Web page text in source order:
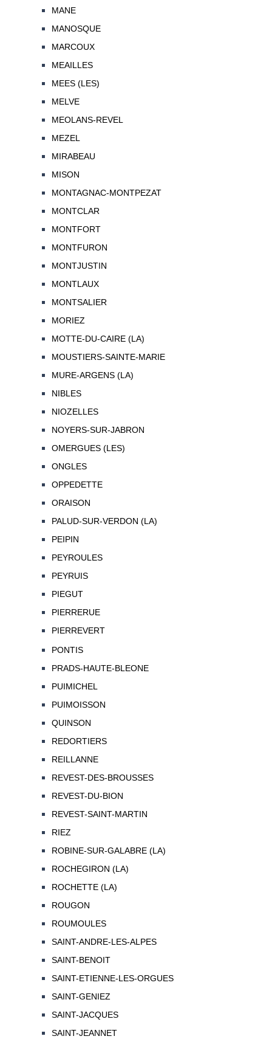
MANE
MANOSQUE
MARCOUX
MEAILLES
MEES (LES)
MELVE
MEOLANS-REVEL
MEZEL
MIRABEAU
MISON
MONTAGNAC-MONTPEZAT
MONTCLAR
MONTFORT
MONTFURON
MONTJUSTIN
MONTLAUX
MONTSALIER
MORIEZ
MOTTE-DU-CAIRE (LA)
MOUSTIERS-SAINTE-MARIE
MURE-ARGENS (LA)
NIBLES
NIOZELLES
NOYERS-SUR-JABRON
OMERGUES (LES)
ONGLES
OPPEDETTE
ORAISON
PALUD-SUR-VERDON (LA)
PEIPIN
PEYROULES
PEYRUIS
PIEGUT
PIERRERUE
PIERREVERT
PONTIS
PRADS-HAUTE-BLEONE
PUIMICHEL
PUIMOISSON
QUINSON
REDORTIERS
REILLANNE
REVEST-DES-BROUSSES
REVEST-DU-BION
REVEST-SAINT-MARTIN
RIEZ
ROBINE-SUR-GALABRE (LA)
ROCHEGIRON (LA)
ROCHETTE (LA)
ROUGON
ROUMOULES
SAINT-ANDRE-LES-ALPES
SAINT-BENOIT
SAINT-ETIENNE-LES-ORGUES
SAINT-GENIEZ
SAINT-JACQUES
SAINT-JEANNET